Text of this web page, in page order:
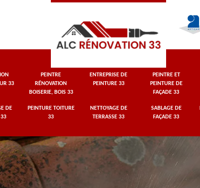
33
PEINTRE
RÉNOVATION
BOISERIE, BOIS 33
ENTREPRISE DE
PEINTURE 33
PEINTRE ET
PEINTURE DE
FAÇADE 33
DE
33
PEINTURE TOITURE
33
NETTOYAGE DE
TERRASSE 33
SABLAGE DE
FAÇADE 33